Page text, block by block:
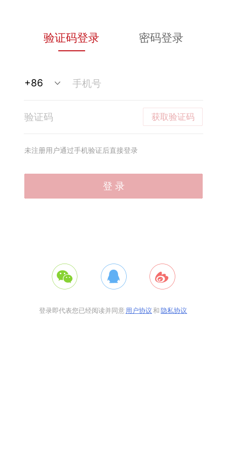
验证码登录 密码登录
获取验证码
未注册用户通过手机验证后直接登录
登 录
登录即代表您已经阅读并同意用户协议和隐私协议